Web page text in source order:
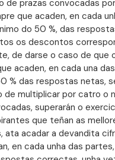
de prazas convocadas
que acaden, en cada
do 50 %, das
os descontos
de darse o caso de que
acaden, en cada una
% das respostas netas,
de multiplicar por catro o
superarán o
que teñan as
ata acadar a devandita
en cada unha das